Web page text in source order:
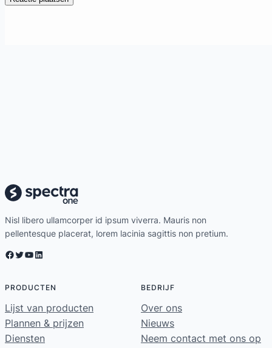
Nisl libero ullamcorper id ipsum viverra. Mauris non
pellentesque placerat, lorem lacinia sagittis non pretium.
Facebook Twitter YouTube LinkedIn
PRODUCTEN
Lijst van producten
Plannen & prijzen
Diensten
BEDRIJF
Over ons
Nieuws
Neem contact met ons op